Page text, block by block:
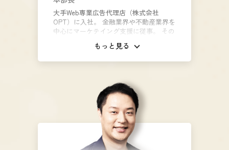
大手Web専業広告代理店（株式会社
OPT）に入社。 金融業界や不動産業界を
中心にマーケテイング支援に従事。 その
後Fintechアプリ業界向けの支援を経験。
その後マーケティング支援会社に入社。
ケティングDX戦略の立案から、実行面の
支援、マーケティング組織立ち上げの支
援を行う部署の事業責任者として従事。
もっと見る